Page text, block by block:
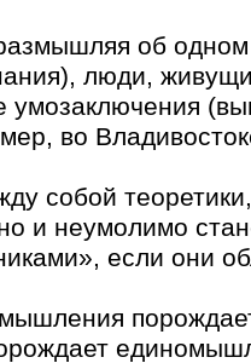
об
люди,
умозаключения
во
собой
и неумолимо
если они